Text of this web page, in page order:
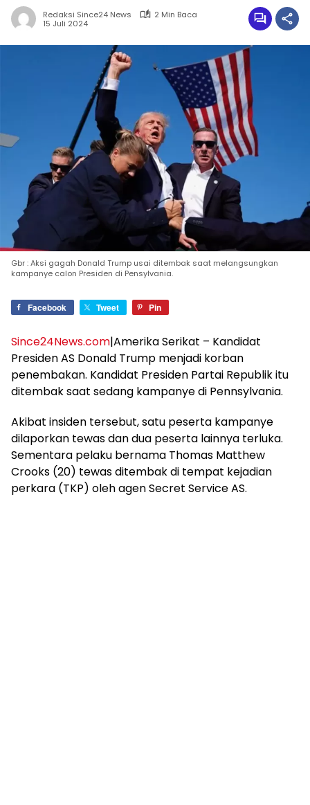
Redaksi Since24 News
2 Min Baca
15 Juli 2024
Gbr : Aksi gagah Donald Trump usai ditembak saat melangsungkan
kampanye calon Presiden di Pensylvania.
Facebook Tweet Pin
Since24News.com|Amerika Serikat – Kandidat
Presiden AS Donald Trump menjadi korban
penembakan. Kandidat Presiden Partai Republik itu
ditembak saat sedang kampanye di Pennsylvania.
Akibat insiden tersebut, satu peserta kampanye
dilaporkan tewas dan dua peserta lainnya terluka.
Sementara pelaku bernama Thomas Matthew
Crooks (20) tewas ditembak di tempat kejadian
perkara (TKP) oleh agen Secret Service AS.